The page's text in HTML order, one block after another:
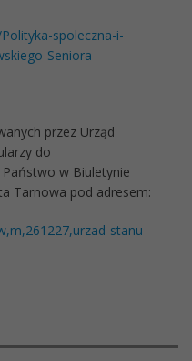
spoleczna-i-
Seniora
przez Urząd
do
w Biuletynie
Tarnowa pod adresem:
,m,261227,urzad-stanu-